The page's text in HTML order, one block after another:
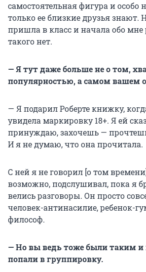
самостоятельная фигура и особо
только ее близкие друзья знают.
пришла в класс и начала обо мне
такого нет.
— Я тут даже больше не о том,
популярностью, а самом вашем
— Я подарил Роберте книжку,
увидела маркировку 18+. Я ей
принуждаю, захочешь —
И я не думаю, что она прочитала.
С ней я не говорил [о том
возможно, подслушивал, пока я
велись разговоры. Он просто
человек-антинасилие, ребенок-
философ.
— Но вы ведь тоже были таким и
попали в группировку.